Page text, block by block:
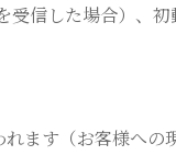
信した場合）、
ます（お客様への